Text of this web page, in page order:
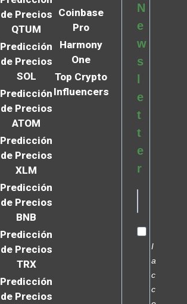
de Precios
QTUM
Predicción
de Precios
SOL
Predicción
de Precios
ATOM
Predicción
de Precios
XLM
Predicción
de Precios
BNB
Predicción
de Precios
TRX
Predicción
de Precios
Coinbase
Pro
Harmony
One
Top Crypto
Influencers
N
e
w
s
l
e
t
t
e
r
I
a
c
c